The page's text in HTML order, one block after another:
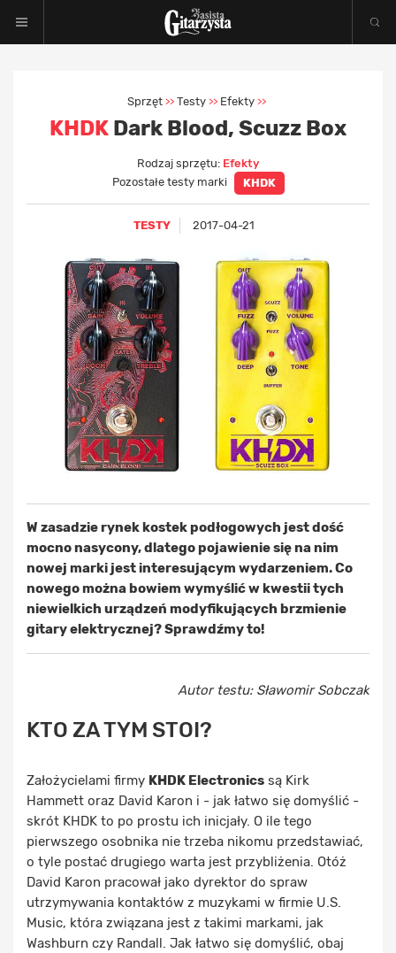
Sprzęt >> Testy >> Efekty >>
KHDK Dark Blood, Scuzz Box
Rodzaj sprzętu: Efekty
Pozostałe testy marki
KHDK
TESTY 2017-04-21
W zasadzie rynek kostek podłogowych jest dość
mocno nasycony, dlatego pojawienie się na nim
nowej marki jest interesującym wydarzeniem. Co
nowego można bowiem wymyślić w kwestii tych
niewielkich urządzeń modyfikujących brzmienie
gitary elektrycznej? Sprawdźmy to!
Autor testu: Sławomir Sobczak
KTO ZA TYM STOI?
Założycielami firmy KHDK Electronics są Kirk
Hammett oraz David Karon i - jak łatwo się domyślić -
skrót KHDK to po prostu ich inicjały. O ile tego
pierwszego osobnika nie trzeba nikomu przedstawiać,
o tyle postać drugiego warta jest przybliżenia. Otóż
David Karon pracował jako dyrektor do spraw
utrzymywania kontaktów z muzykami w firmie U.S.
Music, która związana jest z takimi markami, jak
Washburn czy Randall. Jak łatwo się domyślić, obaj